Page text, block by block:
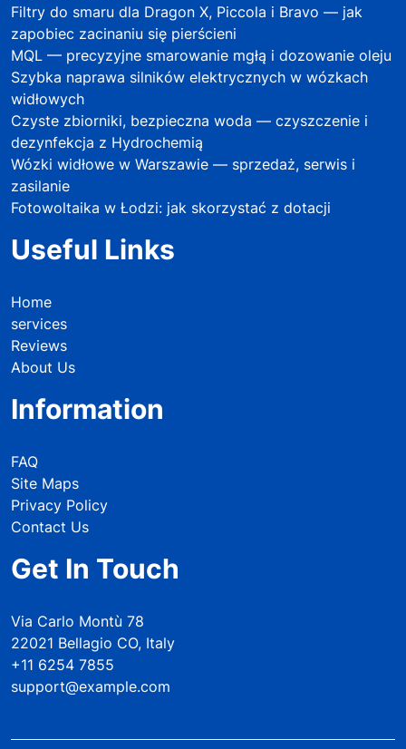
Filtry do smaru dla Dragon X, Piccola i Bravo — jak
zapobiec zacinaniu się pierścieni
MQL — precyzyjne smarowanie mgłą i dozowanie oleju
Szybka naprawa silników elektrycznych w wózkach
widłowych
Czyste zbiorniki, bezpieczna woda — czyszczenie i
dezynfekcja z Hydrochemią
Wózki widłowe w Warszawie — sprzedaż, serwis i
zasilanie
Fotowoltaika w Łodzi: jak skorzystać z dotacji
Useful Links
Home
services
Reviews
About Us
Information
FAQ
Site Maps
Privacy Policy
Contact Us
Get In Touch
Via Carlo Montù 78
22021 Bellagio CO, Italy
+11 6254 7855
support@example.com